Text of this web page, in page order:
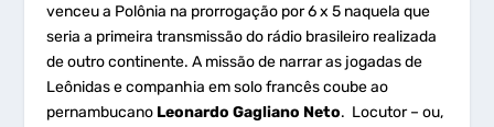
venceu a Polônia na prorrogação por 6 x 5 naquela que
seria a primeira transmissão do rádio brasileiro realizada
de outro continente. A missão de narrar as jogadas de
Leônidas e companhia em solo francês coube ao
pernambucano Leonardo Gagliano Neto. Locutor – ou,